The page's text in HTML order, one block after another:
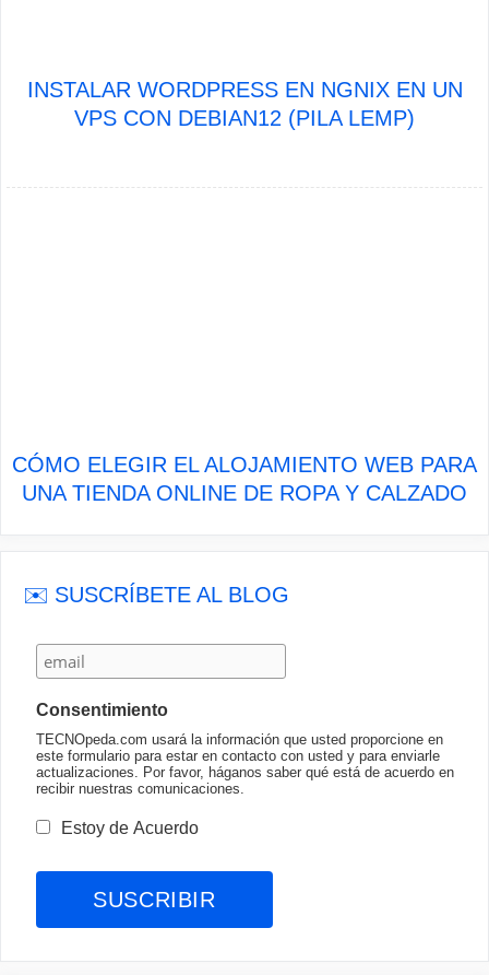
INSTALAR WORDPRESS EN NGNIX EN UN
VPS CON DEBIAN12 (PILA LEMP)
CÓMO ELEGIR EL ALOJAMIENTO WEB PARA
UNA TIENDA ONLINE DE ROPA Y CALZADO
✉️ SUSCRÍBETE AL BLOG
Consentimiento
TECNOpeda.com usará la información que usted proporcione en
este formulario para estar en contacto con usted y para enviarle
actualizaciones. Por favor, háganos saber qué está de acuerdo en
recibir nuestras comunicaciones.
Estoy de Acuerdo